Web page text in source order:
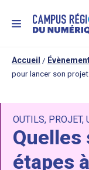
MENU
Accueil /
pour lancer son
OUTILS, PROJET,
Quelles
étapes